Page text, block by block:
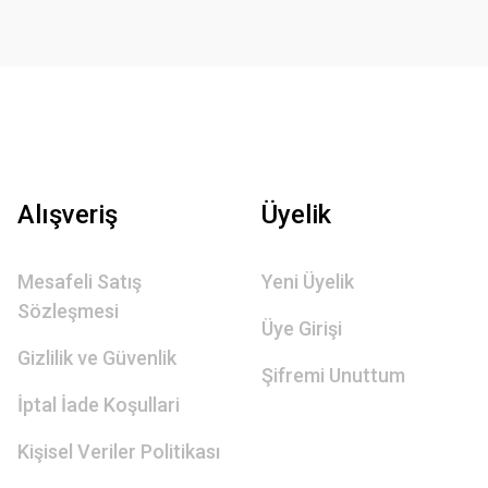
Alışveriş
Mesafeli Satış
Sözleşmesi
Gizlilik ve Güvenlik
İptal İade Koşullari
Kişisel Veriler Politikası
Üyelik
Yeni Üyelik
Üye Girişi
Şifremi Unuttum